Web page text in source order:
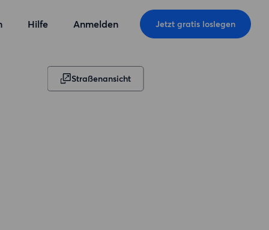
Hilfe Anmelden Jetzt gratis loslegen
Straßenansicht